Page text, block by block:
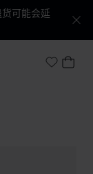
可能会延
My我